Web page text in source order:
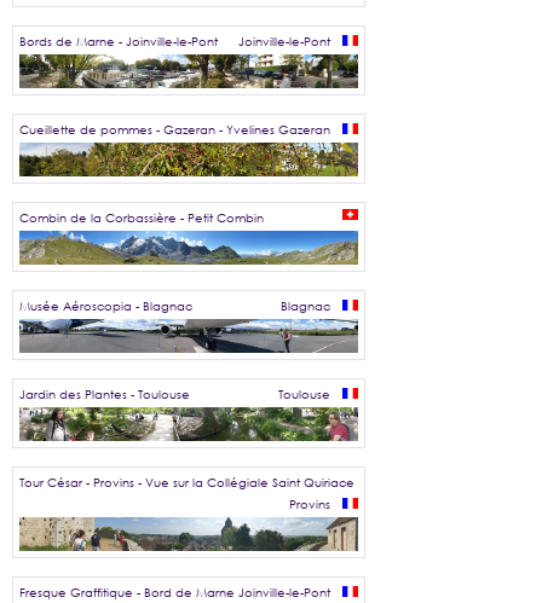
Bords de Marne - Joinville-le-Pont Joinville-le-Pont
Cueillette de pommes - Gazeran - Yvelines Gazeran
Combin de la Corbassière - Petit Combin
Musée Aéroscopia - Blagnac Blagnac
Jardin des Plantes - Toulouse Toulouse
Tour César - Provins - Vue sur la Collégiale Saint Quiriace
Provins
Fresque Graffitique - Bord de Marne Joinville-le-Pont